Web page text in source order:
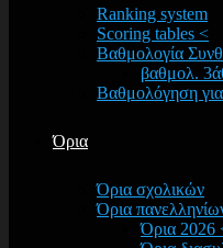
Ranking system
Scoring tables <
Βαθμολογία
βαθμολ.
Βαθμολόγηση
Όρια
Όρια σχολικών
Όρια
Όρια 2026